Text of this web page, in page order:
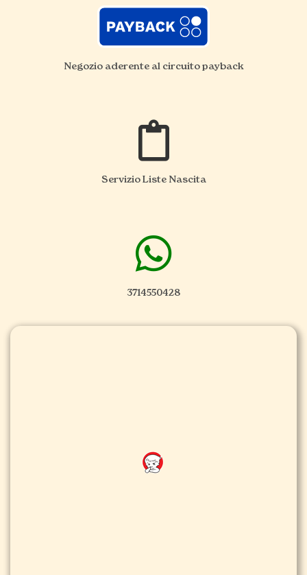
Negozio aderente al circuito payback
Servizio Liste Nascita
3714550428